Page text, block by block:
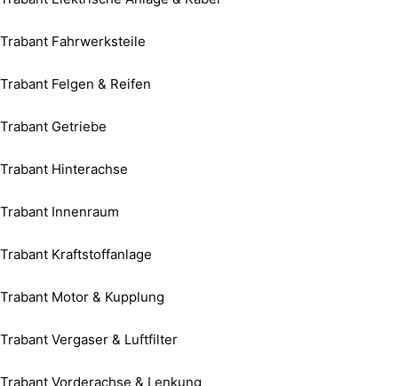
Trabant Fahrwerksteile
Trabant Felgen & Reifen
Trabant Getriebe
Trabant Hinterachse
Trabant Innenraum
Trabant Kraftstoffanlage
Trabant Motor & Kupplung
Trabant Vergaser & Luftfilter
Trabant Vorderachse & Lenkung